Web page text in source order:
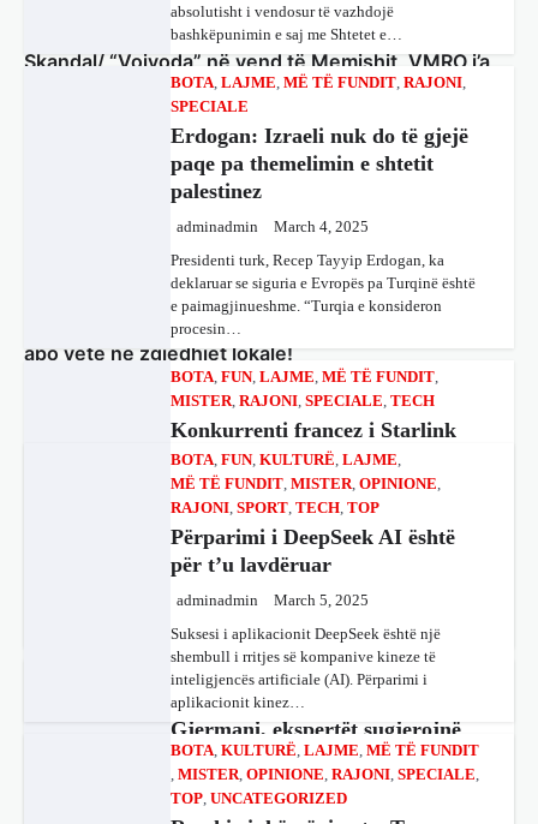
Skandal/ “Vojvoda” në vend të Memishit, VMRO i’a
merr Lëvizjes Besa edhe zëvendës drejtorin e NPK-
Kreu i Tetovës, Bilall Kasami vazhdon ta shpërblejë partnerin e
koalicionit, VMRO-DPMNE-në, me të cilën parti Kasami po
Taravari: Nesër vendosim nëse shkojmë me VLEN-in
apo vetë në zgjedhjet lokale!
Kryetari i Aleancës për Shqiptarët, Arben Taravari tha se janë
vetëm dy opsione për zgjedhjet lokale VLEN të shkojë së…
logged into post a comment.
Presidenti turk, Recep Tayyip Erdogan, ka
deklaruar se siguria e Evropës pa Turqinë është
e paimagjinueshme. “Turqia e konsideron
procesin…
BOTA,FUN, LAJME,MË TË FUNDIT,
MISTER,RAJONI,SPECIALE,TECH
Konkurrenti francez i Starlink
pa aksionet e tij të trefishohen në
vlerë pasi Trump ndaloi
ndihmën për Ukrainën
adminadmin March 5, 2025
Aksionet e ofruesit francez të satelitëve
Eutelsat u trefishuan në vlerë gjatë dy ditëve të
fundit mes shqetësimeve se qasja…
OPINIONE , RAJONI,SPECIALE
Gjermani, ekspertët sugjerojnë
400 miliardë euro për mbrojtje
adminadmin March 4, 2025
Gjermania ndodhet aktualisht në kulmin e
nuk pret. CDU/CSU dhe SPD po vazhdojnë…
BOTA,LAJME,MISTER,RAJONI,
SPECIALE
Çka ndodhë tash pas ndërprerjes
së ndihmës ushtarake për
Ukrainën nga Trump
BOTA,FUN,KULTURË,LAJME,
MË TË FUNDIT,MISTER,OPINIONE
RAJONI,SPORT,TECH,TOP
Përparimi i DeepSeek AI është
për t’u lavdëruar
adminadmin March 5, 2025
Suksesi i aplikacionit DeepSeek është një
shembull i rritjes së kompanive kineze të
inteligjencës artificiale (AI). Përparimi i
aplikacionit kinez…
BOTA,KULTURË,LAJME
,
TOP,UNCATEGORIZED
Rend i ri, kërcënimet e Trump e
kanë shkundur Europën
adminadmin March 3, 2025
Nga Preç Zogaj Me rikthimin e bujshëm në
Shtëpinë e Bardhë, Presidenti Tramp po e
trondit status-quonë ndërkombëtare të
miqësive,…